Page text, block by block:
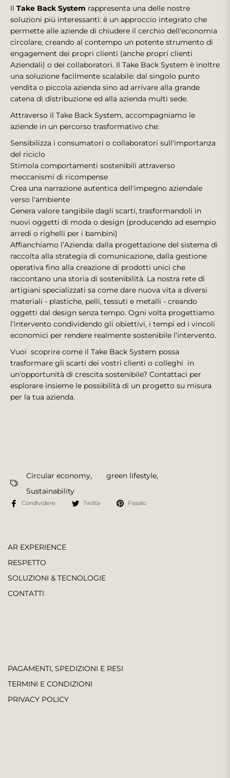
Il Take Back System rappresenta una delle nostre
soluzioni più interessanti: è un approccio integrato che
permette alle aziende di chiudere il cerchio dell'economia
circolare, creando al contempo un potente strumento di
engagement dei propri clienti (anche propri clienti
Aziendali) o dei collaboratori. Il Take Back System è inoltre
una soluzione facilmente scalabile: dal singolo punto
vendita o piccola azienda sino ad arrivare alla grande
catena di distribuzione ed alla azienda multi sede.
Attraverso il Take Back System, accompagniamo le
aziende in un percorso trasformativo che:
Sensibilizza i consumatori o collaboratori sull'importanza
del riciclo
Stimola comportamenti sostenibili attraverso
meccanismi di ricompense
Crea una narrazione autentica dell'impegno aziendale
verso l'ambiente
Genera valore tangibile dagli scarti, trasformandoli in
nuovi oggetti di moda o design (producendo ad esempio
arredi o righelli per i bambini)
Affianchiamo l’Azienda: dalla progettazione del sistema di
raccolta alla strategia di comunicazione, dalla gestione
operativa fino alla creazione di prodotti unici che
raccontano una storia di sostenibilità. La nostra rete di
artigiani specializzati sa come dare nuova vita a diversi
materiali - plastiche, pelli, tessuti e metalli - creando
oggetti dal design senza tempo. Ogni volta progettiamo
l’intervento condividendo gli obiettivi, i tempi ed i vincoli
economici per rendere realmente sostenibile l’intervento.
Vuoi scoprire come il Take Back System possa
trasformare gli scarti dei vostri clienti o colleghi in
un'opportunità di crescita sostenibile? Contattaci per
esplorare insieme le possibilità di un progetto su misura
per la tua azienda.
Circular economy, green lifestyle,
Sustainability
Condividere Twitta Fissalo
AR EXPERIENCE
RESPETTO
SOLUZIONI & TECNOLOGIE
CONTATTI
PAGAMENTI, SPEDIZIONI E RESI
TERMINI E CONDIZIONI
PRIVACY POLICY